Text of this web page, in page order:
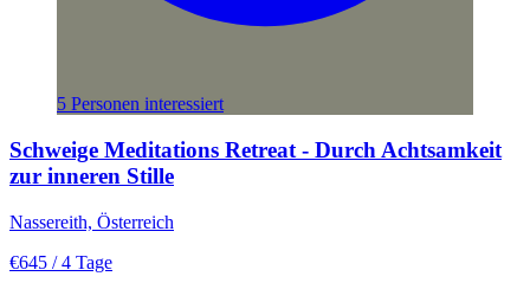
5 Personen interessiert
Schweige Meditations Retreat - Durch Achtsamkeit
zur inneren Stille
Nassereith, Österreich
€645 / 4 Tage